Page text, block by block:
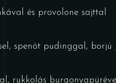
és provolone sajttal
spenót pudinggal, borjú
rukkolás